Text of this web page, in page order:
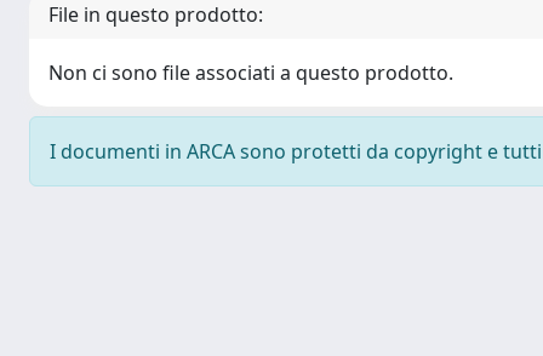
File in questo prodotto:
Non ci sono file associati a questo prodotto.
I documenti in ARCA sono protetti da copyright e